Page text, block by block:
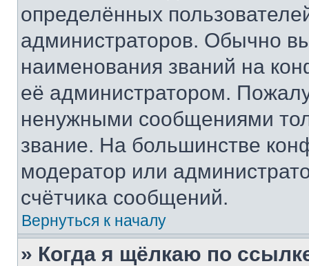
определённых
администраторов. Обычно
наименования званий на
её администратором.
ненужными сообщениями
звание. На большинстве
модератор или
счётчика сообщений.
Вернуться к началу
» Когда я щёлкаю по